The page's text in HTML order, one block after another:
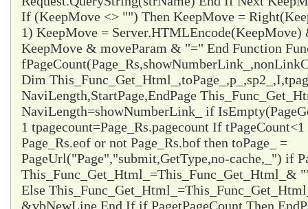
If (KeepMove <> "") Then KeepMove =
1) KeepMove =
KeepMove & moveParam & "=" End Function
Dim
NaviLength,StartPage,EndPage
NaviLength=showNumberLink_ if
1 tpagecount=Page_Rs.pagecount If
Page_Rs.eof or not Page_Rs.bof then toPage_ =
PageUrl("Page","submit,GetType,no-cache,_") if
This_Func_Get_Html_=This_Func_Get_Html_& "
Else
&vbNewLine End If if PagetPageCount Then